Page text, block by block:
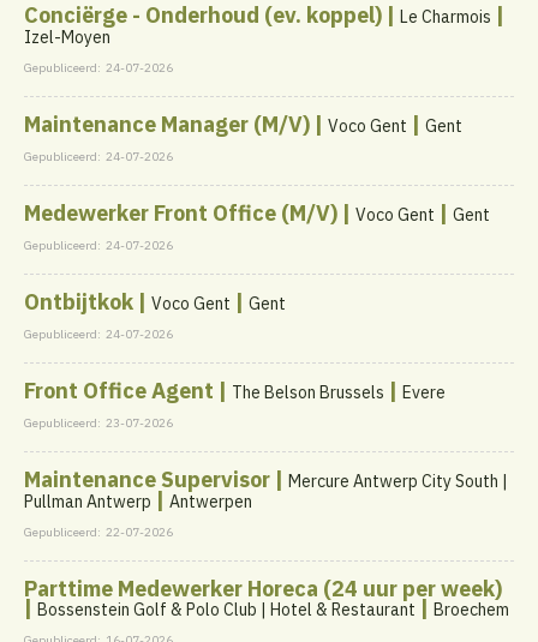
Conciërge - Onderhoud (ev. koppel) | Le Charmois |
Izel-Moyen
Gepubliceerd: 24-07-2026
Maintenance Manager (M/V) | Voco Gent | Gent
Gepubliceerd: 24-07-2026
Medewerker Front Office (M/V) | Voco Gent | Gent
Gepubliceerd: 24-07-2026
Ontbijtkok | Voco Gent | Gent
Gepubliceerd: 24-07-2026
Front Office Agent | The Belson Brussels | Evere
Gepubliceerd: 23-07-2026
Maintenance Supervisor | Mercure Antwerp City South |
Pullman Antwerp | Antwerpen
Gepubliceerd: 22-07-2026
Parttime Medewerker Horeca (24 uur per week)
| Bossenstein Golf & Polo Club | Hotel & Restaurant | Broechem